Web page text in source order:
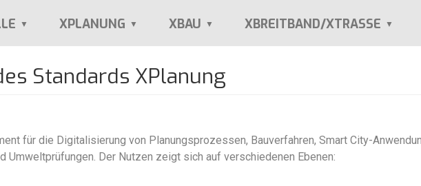
XPLANUNG XBAU XBREITBAND/XTRASSE
Standards XPlanung
für die Digitalisierung von Planungsprozessen, Bauverfahren, Smart City-
Umweltprüfungen. Der Nutzen zeigt sich auf verschiedenen Ebenen: